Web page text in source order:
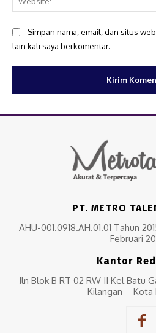
Simpan nama, email, dan situs
lain kali saya berkomentar.
PT. METRO
AHU-001.0918.AH.01.01 Tahun
Februari
Kantor
Jln Blok B RT 02 RW II Kel Batu
Kilangan – Kota